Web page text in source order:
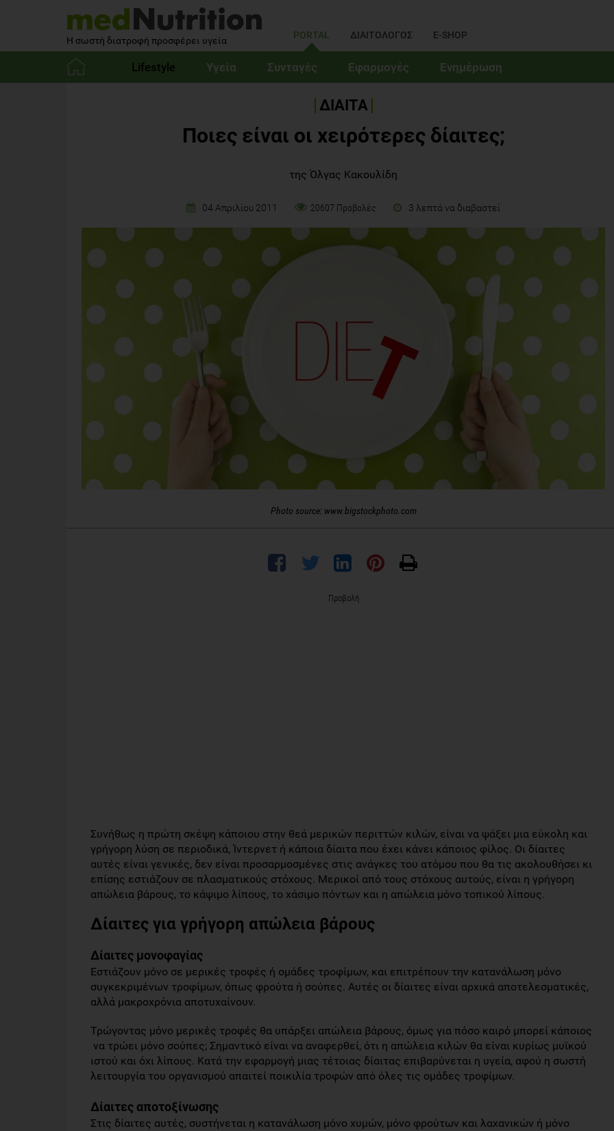
Η σωστή διατροφή προσφέρει υγεία PORTAL ΔΙΑΙΤΟΛΟΓΟΣ E-SHOP
Lifestyle Υγεία Συνταγές Εφαρμογές Ενημέρωση
ΔΙΑΙΤΑ
Ποιες είναι οι χειρότερες δίαιτες;
της Όλγας Κακουλίδη
04 Απριλίου 2011 20607 Προβολές 3 λεπτά να διαβαστεί
Photo source: www.bigstockphoto.com
Προβολή
Συνήθως η πρώτη σκέψη κάποιου στην θεά μερικών περιττών κιλών, είναι να ψάξει μια εύκολη και
γρήγορη λύση σε περιοδικά, Ίντερνετ ή κάποια δίαιτα που έχει κάνει κάποιος φίλος. Οι δίαιτες
αυτές είναι γενικές, δεν είναι προσαρμοσμένες στις ανάγκες του ατόμου που θα τις ακολουθήσει κι
επίσης εστιάζουν σε πλασματικούς στόχους. Μερικοί από τους στόχους αυτούς, είναι η γρήγορη
απώλεια βάρους, το κάψιμο λίπους, το χάσιμο πόντων και η απώλεια μόνο τοπικού λίπους.
Δίαιτες για γρήγορη απώλεια βάρους
Δίαιτες μονοφαγίας
Εστιάζουν μόνο σε μερικές τροφές ή ομάδες τροφίμων, και επιτρέπουν την κατανάλωση μόνο
συγκεκριμένων τροφίμων, όπως φρούτα ή σούπες. Αυτές οι δίαιτες είναι αρχικά αποτελεσματικές,
αλλά μακροχρόνια αποτυχαίνουν.
Τρώγοντας μόνο μερικές τροφές θα υπάρξει απώλεια βάρους, όμως για πόσο καιρό μπορεί κάποιος
να τρώει μόνο σούπες; Σημαντικό είναι να αναφερθεί, ότι η απώλεια κιλών θα είναι κυρίως μυϊκού
ιστού και όχι λίπους. Κατά την εφαρμογή μιας τέτοιας δίαιτας επιβαρύνεται η υγεία, αφού η σωστή
λειτουργία του οργανισμού απαιτεί ποικιλία τροφών από όλες τις ομάδες τροφίμων.
Δίαιτες αποτοξίνωσης
Στις δίαιτες αυτές, συστήνεται η κατανάλωση μόνο χυμών, μόνο φρούτων και λαχανικών ή μόνο